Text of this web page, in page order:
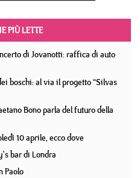
PIÙ LETTE
di Jovanotti: raffica di auto
boschi: al via il progetto “Silvas
Bono parla del futuro della
10 aprile, ecco dove
bar di Londra
Paolo